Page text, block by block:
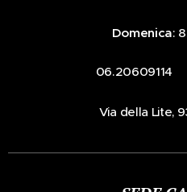
Domenica:
☎️ 06.20609114
📍Via della Lite,